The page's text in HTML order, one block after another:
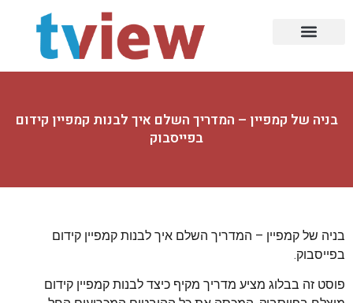
בניה של קמפיין – המדריך השלם איך לבנות קמפיין קידום
בפייסבוק
בניה של קמפיין – המדריך השלם איך לבנות קמפיין קידום
בפייסבוק.
פוסט זה בבלוג מציע מדריך מקיף כיצד לבנות קמפיין קידום